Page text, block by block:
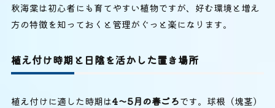
秋海棠は初心者にも育てやすい植物ですが、好む環境と増え
方の特徴を知っておくと管理がぐっと楽になります。
植え付け時期と日陰を活かした置き場所
植え付けに適した時期は4〜5月の春ごろです。球根（塊茎）